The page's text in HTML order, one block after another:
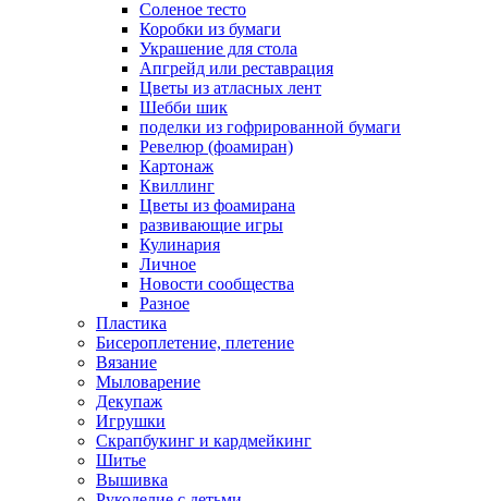
Соленое тесто
Коробки из бумаги
Украшение для стола
Апгрейд или реставрация
Цветы из атласных лент
Шебби шик
поделки из гофрированной бумаги
Ревелюр (фоамиран)
Картонаж
Квиллинг
Цветы из фоамирана
развивающие игры
Кулинария
Личное
Новости сообщества
Разное
Пластика
Бисероплетение, плетение
Вязание
Мыловарение
Декупаж
Игрушки
Скрапбукинг и кардмейкинг
Шитье
Вышивка